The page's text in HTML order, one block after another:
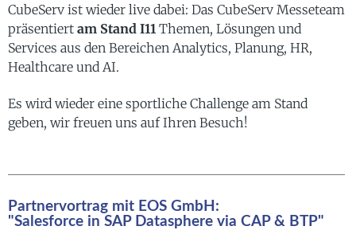
CubeServ ist wieder live dabei: Das CubeServ Messeteam
präsentiert am Stand I11 Themen, Lösungen und
Services aus den Bereichen Analytics, Planung, HR,
Healthcare und AI.
Es wird wieder eine sportliche Challenge am Stand
geben, wir freuen uns auf Ihren Besuch!
Partnervortrag mit EOS GmbH:
"Salesforce in SAP Datasphere via CAP & BTP"